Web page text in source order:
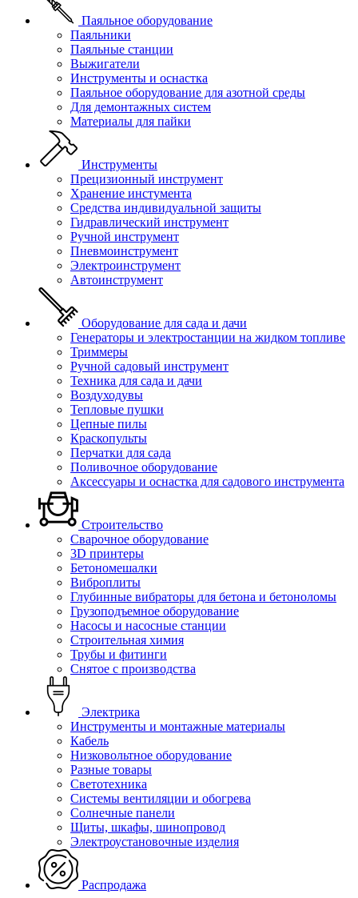
Паяльное оборудование
Паяльники
Паяльные станции
Выжигатели
Инструменты и оснастка
Паяльное оборудование для азотной среды
Для демонтажных систем
Материалы для пайки
Инструменты
Прецизионный инструмент
Хранение инстумента
Средства индивидуальной защиты
Гидравлический инструмент
Ручной инструмент
Пневмоинструмент
Электроинструмент
Автоинструмент
Оборудование для сада и дачи
Генераторы и электростанции на жидком топливе
Триммеры
Ручной садовый инструмент
Техника для сада и дачи
Воздуходувы
Тепловые пушки
Цепные пилы
Краскопульты
Перчатки для сада
Поливочное оборудование
Аксессуары и оснастка для садового инструмента
Строительство
Сварочное оборудование
3D принтеры
Бетономешалки
Виброплиты
Глубинные вибраторы для бетона и бетоноломы
Грузоподъемное оборудование
Насосы и насосные станции
Строительная химия
Трубы и фитинги
Снятое с производства
Электрика
Инструменты и монтажные материалы
Кабель
Низковольтное оборудование
Разные товары
Светотехника
Системы вентиляции и обогрева
Солнечные панели
Щиты, шкафы, шинопровод
Электроустановочные изделия
Распродажа